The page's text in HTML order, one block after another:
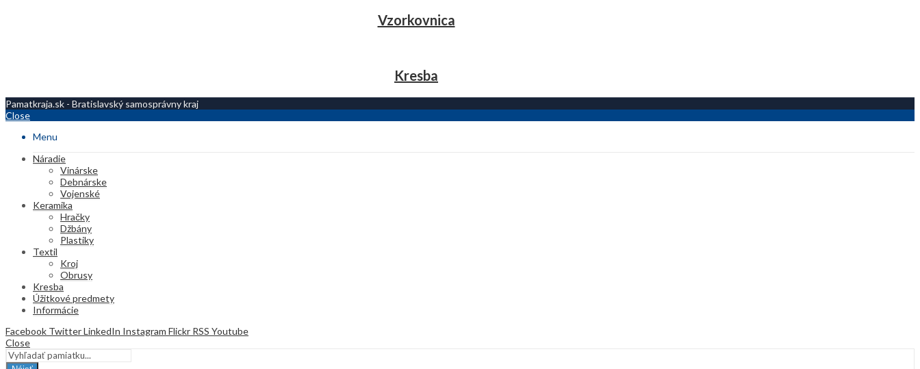
Vzorkovnica
Kresba
Pamatkraja.sk - Bratislavský samosprávny kraj
Close
Menu
Náradie
Vinárske
Debnárske
Vojenské
Keramika
Hračky
Džbány
Plastiky
Textil
Kroj
Obrusy
Kresba
Úžitkové predmety
Informácie
Facebook TwitterLinkedIn Instagram Flickr RSS Youtube
Close